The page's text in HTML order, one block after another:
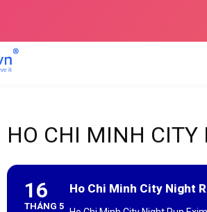
HO CHI MINH
16
THÁNG 5
Ho Chi Minh City Night